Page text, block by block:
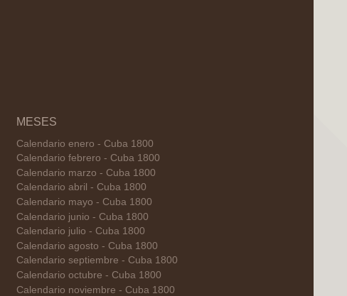
MESES
Calendario enero - Cuba 1800
Calendario febrero - Cuba 1800
Calendario marzo - Cuba 1800
Calendario abril - Cuba 1800
Calendario mayo - Cuba 1800
Calendario junio - Cuba 1800
Calendario julio - Cuba 1800
Calendario agosto - Cuba 1800
Calendario septiembre - Cuba 1800
Calendario octubre - Cuba 1800
Calendario noviembre - Cuba 1800